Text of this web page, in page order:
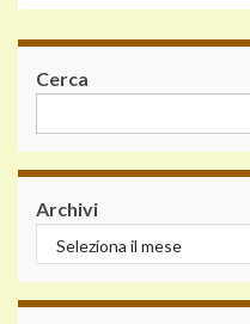
Cerca
Archivi